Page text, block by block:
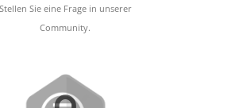
Stellen Sie eine Frage in unserer
Community.